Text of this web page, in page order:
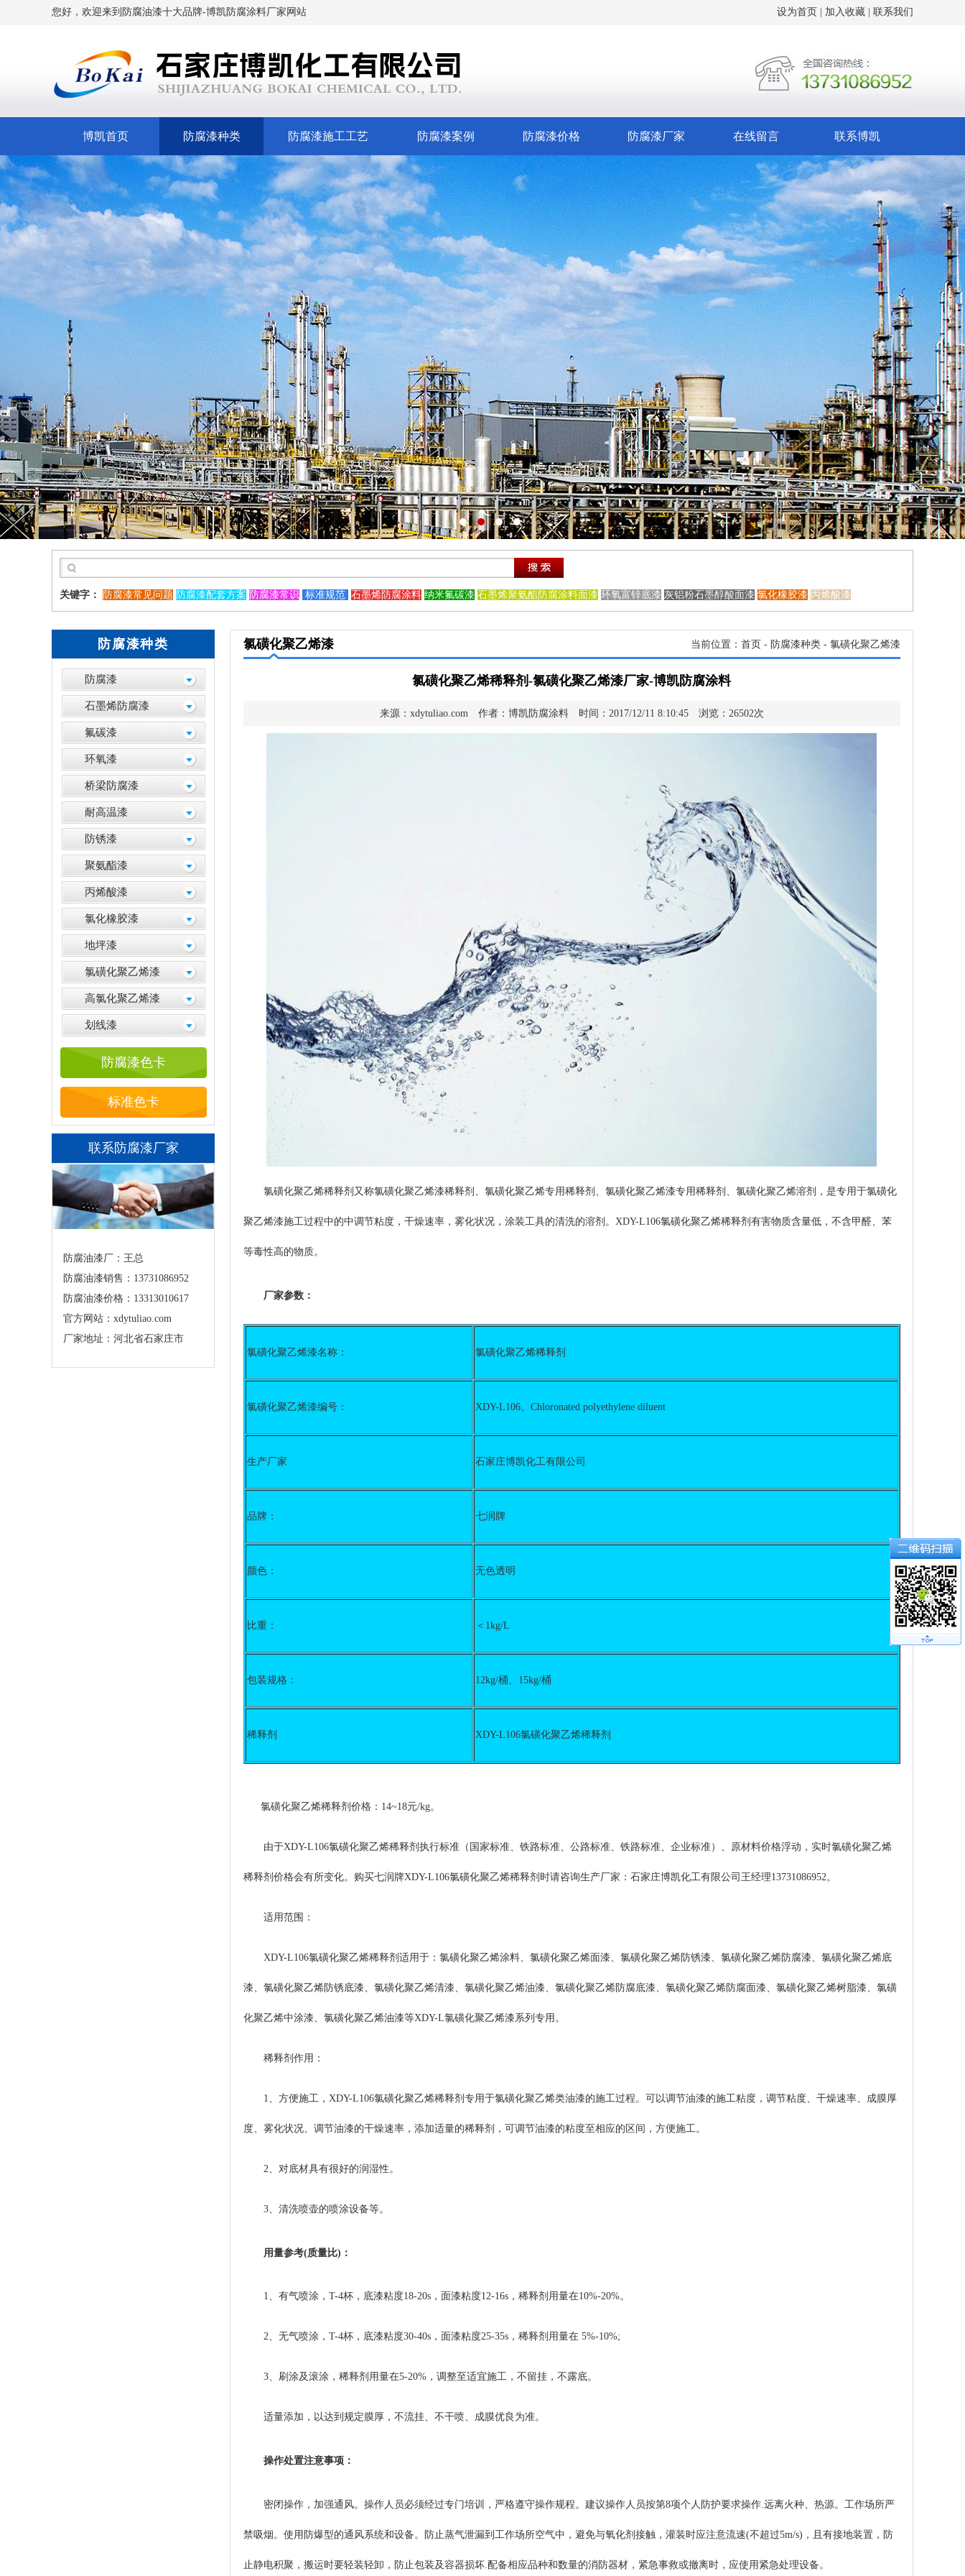
您好，欢迎来到 防腐油漆十大品牌-博凯防腐涂料厂家网站 设为首页 | 加入收藏 | 联系我们
博凯首页 防腐漆种类 防腐漆施工工艺 防腐漆案例 防腐漆价格 防腐漆厂家 在线留言 联系博凯
关键字： 防腐漆常见问题 防腐漆配套方案 防腐漆常识 标准规范 石墨烯防腐涂料 纳米氟碳漆 石墨烯聚氨酯防腐涂料面漆 环氧富锌底漆 灰铝粉石墨醇酸面漆 氯化橡胶漆 丙烯酸漆
防腐漆种类
防腐漆
石墨烯防腐漆
氟碳漆
环氧漆
桥梁防腐漆
耐高温漆
防锈漆
聚氨酯漆
丙烯酸漆
氯化橡胶漆
地坪漆
氯磺化聚乙烯漆
高氯化聚乙烯漆
划线漆
防腐漆色卡
标准色卡
联系防腐漆厂家
防腐油漆厂：王总
防腐油漆销售：13731086952
防腐油漆价格：13313010617
官方网站：xdytuliao.com
厂家地址：河北省石家庄市
氯磺化聚乙烯漆 当前位置： 首页 - 防腐漆种类-氯磺化聚乙烯漆
氯磺化聚乙烯稀释剂-氯磺化聚乙烯漆厂家-博凯防腐涂料
来源：xdytuliao.com 作者：博凯防腐涂料 时间：2017/12/11 8:10:45 浏览：26502次
氯磺化聚乙烯稀释剂又称氯磺化聚乙烯漆稀释剂、氯磺化聚乙烯专用稀释剂、氯磺化聚乙烯漆专用稀释剂、氯磺化聚乙烯溶剂，是专用于氯磺化
聚乙烯漆施工过程中的中调节粘度，干燥速率，雾化状况，涂装工具的清洗的溶剂。XDY-L106氯磺化聚乙烯稀释剂有害物质含量低，不含甲醛、苯
等毒性高的物质。
厂家参数：
氯磺化聚乙烯漆名称： 氯磺化聚乙烯稀释剂
氯磺化聚乙烯漆编号： XDY-L106、Chloronated polyethylene diluent
生产厂家 石家庄博凯化工有限公司
品牌： 七润牌
颜色： 无色透明
比重： ＜1kg/L
包装规格： 12kg/桶、15kg/桶
稀释剂 XDY-L106氯磺化聚乙烯稀释剂
氯磺化聚乙烯稀释剂价格：14~18元/kg。
由于XDY-L106氯磺化聚乙烯稀释剂执行标准（国家标准、铁路标准、公路标准、铁路标准、企业标准）、原材料价格浮动，实时氯磺化聚乙烯
稀释剂价格会有所变化。购买七润牌XDY-L106氯磺化聚乙烯稀释剂时请咨询生产厂家：石家庄博凯化工有限公司王经理13731086952。
适用范围：
XDY-L106氯磺化聚乙烯稀释剂适用于：氯磺化聚乙烯涂料、氯磺化聚乙烯面漆、氯磺化聚乙烯防锈漆、氯磺化聚乙烯防腐漆、氯磺化聚乙烯底
漆、氯磺化聚乙烯防锈底漆、氯磺化聚乙烯清漆、氯磺化聚乙烯油漆、氯磺化聚乙烯防腐底漆、氯磺化聚乙烯防腐面漆、氯磺化聚乙烯树脂漆、氯磺
化聚乙烯中涂漆、氯磺化聚乙烯油漆等XDY-L氯磺化聚乙烯漆系列专用。
稀释剂作用：
1、方便施工，XDY-L106氯磺化聚乙烯稀释剂专用于氯磺化聚乙烯类油漆的施工过程。可以调节油漆的施工粘度，调节粘度、干燥速率、成膜厚
度、雾化状况、调节油漆的干燥速率，添加适量的稀释剂，可调节油漆的粘度至相应的区间，方便施工。
2、对底材具有很好的润湿性。
3、清洗喷壶的喷涂设备等。
用量参考(质量比)：
1、有气喷涂，T-4杯，底漆粘度18-20s，面漆粘度12-16s，稀释剂用量在10%-20%。
2、无气喷涂，T-4杯，底漆粘度30-40s，面漆粘度25-35s，稀释剂用量在 5%-10%;
3、刷涂及滚涂，稀释剂用量在5-20%，调整至适宜施工，不留挂，不露底。
适量添加，以达到规定膜厚，不流挂、不干喷、成膜优良为准。
操作处置注意事项：
密闭操作，加强通风。操作人员必须经过专门培训，严格遵守操作规程。建议操作人员按第8项个人防护要求操作.远离火种、热源。工作场所严
禁吸烟。使用防爆型的通风系统和设备。防止蒸气泄漏到工作场所空气中，避免与氧化剂接触，灌装时应注意流速(不超过5m/s)，且有接地装置，防
止静电积聚，搬运时要轻装轻卸，防止包装及容器损坏.配备相应品种和数量的消防器材，紧急事救或撤离时，应使用紧急处理设备。